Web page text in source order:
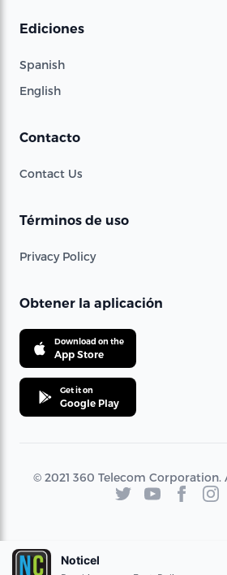
Ediciones
Spanish
English
Contacto
Contact Us
Términos de uso
Privacy Policy
Obtener la aplicación
Download on the
App Store
Get it on
Google Play
© 2021 360 Telecom Corporation.
Noticel